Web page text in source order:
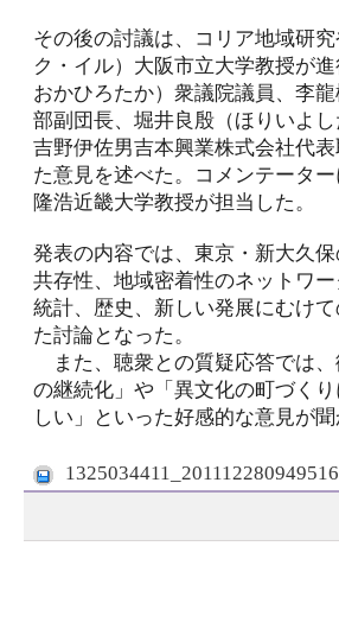
その後の討議は、コリア地域研
ク・イル）大阪市立大学教授が
おかひろたか）衆議院議員、李
部副団長、堀井良殷（ほりいよ
吉野伊佐男吉本興業株式会社代
た意見を述べた。コメンテータ
隆浩近畿大学教授が担当した。
発表の内容では、東京・新大久
共存性、地域密着性のネットワ
統計、歴史、新しい発展にむけ
た討論となった。
また、聴衆との質疑応答では
の継続化」や「異文化の町づく
しい」といった好感的な意見が